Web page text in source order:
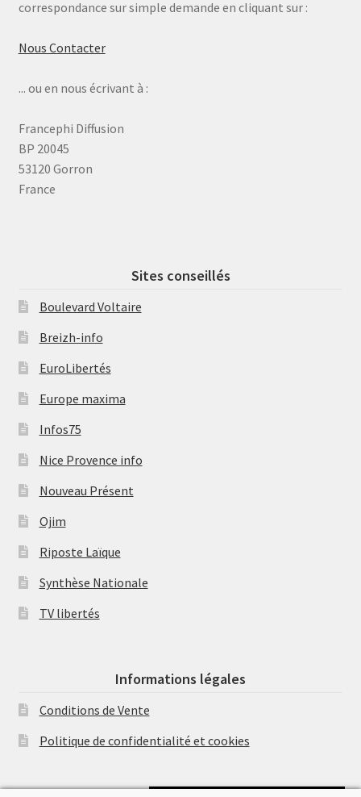
correspondance sur simple demande en cliquant sur :
Nous Contacter
... ou en nous écrivant à :
Francephi Diffusion
BP 20045
53120 Gorron
France
Sites conseillés
Boulevard Voltaire
Breizh-info
EuroLibertés
Europe maxima
Infos75
Nice Provence info
Nouveau Présent
Ojim
Riposte Laïque
Synthèse Nationale
TV libertés
Informations légales
Conditions de Vente
Politique de confidentialité et cookies